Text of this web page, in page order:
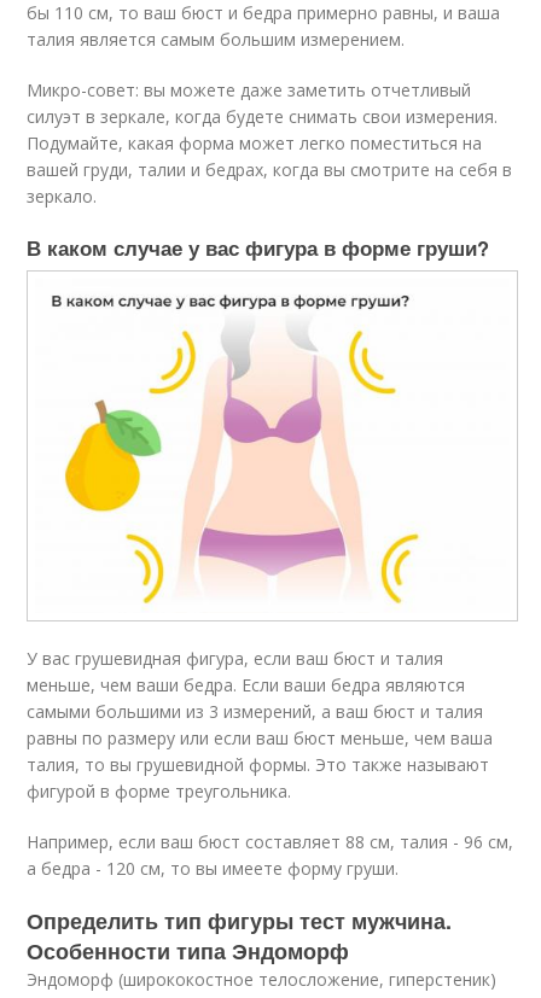
бы 110 см, то ваш бюст и бедра примерно равны, и ваша
талия является самым большим измерением.
Микро-совет: вы можете даже заметить отчетливый
силуэт в зеркале, когда будете снимать свои измерения.
Подумайте, какая форма может легко поместиться на
вашей груди, талии и бедрах, когда вы смотрите на себя в
зеркало.
В каком случае у вас фигура в форме груши?
У вас грушевидная фигура, если ваш бюст и талия
меньше, чем ваши бедра. Если ваши бедра являются
самыми большими из 3 измерений, а ваш бюст и талия
равны по размеру или если ваш бюст меньше, чем ваша
талия, то вы грушевидной формы. Это также называют
фигурой в форме треугольника.
Например, если ваш бюст составляет 88 см, талия - 96 см,
а бедра - 120 см, то вы имеете форму груши.
Определить тип фигуры тест мужчина.
Особенности типа Эндоморф
Эндоморф (ширококостное телосложение, гиперстеник)